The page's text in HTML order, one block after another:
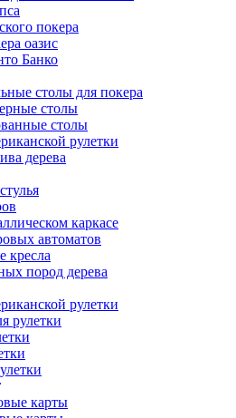
покера
оазис
Банко
столы для покера
столы
столы
рулетки
дерева
каркасе
автоматов
кресла
пород дерева
рулетки
рулетки
карты